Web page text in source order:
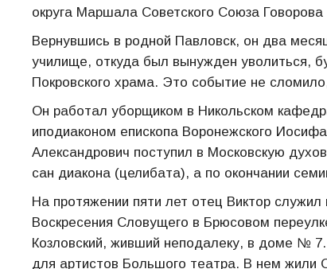
округа Маршала Советского Союза Говорова
Вернувшись в родной Павловск, он два
училище, откуда был вынужден уволиться,
Покровского храма. Это событие не
Он работал уборщиком в Никольском
иподиаконом епископа Воронежского
Александрович поступил в Московскую
сан диакона (целибата), а по окончании
На протяжении пяти лет отец Виктор
Воскресения Словущего в Брюсовом
Козловский, живший неподалеку, в доме №
для артистов Большого театра. В нем